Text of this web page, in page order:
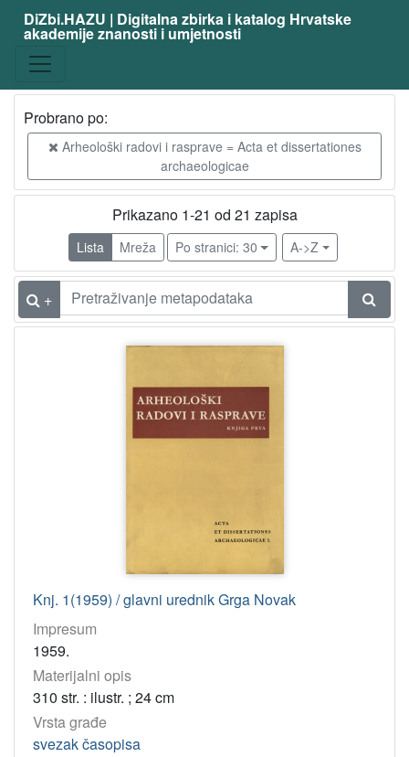
DiZbi.HAZU | Digitalna zbirka i katalog Hrvatske
akademije znanosti i umjetnosti
Probrano po:
Arheološki radovi i rasprave = Acta et dissertationes
archaeologicae
Prikazano 1-21 od 21 zapisa
Lista Mreža Po stranici: 30 A->Z
+
Knj. 1(1959) / glavni urednik Grga Novak
Impresum
1959.
Materijalni opis
310 str. : ilustr. ; 24 cm
Vrsta građe
svezak časopisa